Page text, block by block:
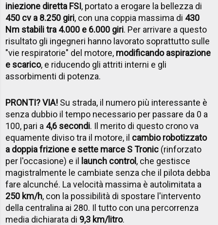
iniezione diretta FSI, portato a erogare la bellezza di
450 cv a 8.250 giri, con una coppia massima di 430
Nm stabili tra 4.000 e 6.000 giri. Per arrivare a questo
risultato gli ingegneri hanno lavorato soprattutto sulle
"vie respiratorie" del motore, modificando aspirazione
e scarico, e riducendo gli attriti interni e gli
assorbimenti di potenza.
PRONTI? VIA! Su strada, il numero più interessante è
senza dubbio il tempo necessario per passare da 0 a
100, pari a 4,6 secondi. Il merito di questo crono va
equamente diviso tra il motore, il cambio robotizzato
a doppia frizione e sette marce S Tronic (rinforzato
per l'occasione) e il launch control, che gestisce
magistralmente le cambiate senza che il pilota debba
fare alcunché. La velocità massima è autolimitata a
250 km/h, con la possibilità di spostare l'intervento
della centralina ai 280. Il tutto con una percorrenza
media dichiarata di 9,3 km/litro.